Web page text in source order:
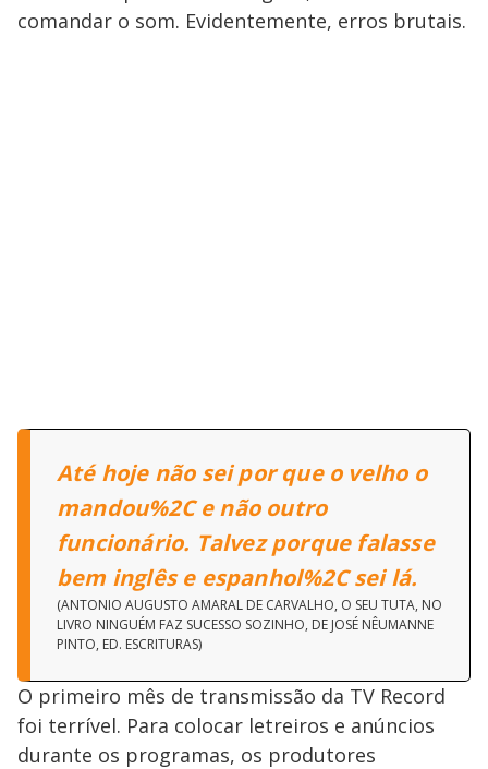
comandar o som. Evidentemente, erros brutais.
Até hoje não sei por que o velho o
mandou%2C e não outro
funcionário. Talvez porque falasse
bem inglês e espanhol%2C sei lá.
(ANTONIO AUGUSTO AMARAL DE CARVALHO, O SEU TUTA, NO
LIVRO NINGUÉM FAZ SUCESSO SOZINHO, DE JOSÉ NÊUMANNE
PINTO, ED. ESCRITURAS)
O primeiro mês de transmissão da TV Record
foi terrível. Para colocar letreiros e anúncios
durante os programas, os produtores